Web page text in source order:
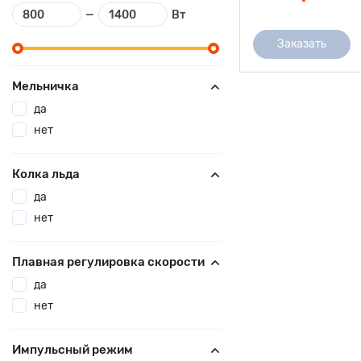
— Вт
Мельничка
да
нет
Колка льда
да
нет
Плавная регулировка скорости
да
нет
Импульсный режим
Заказать